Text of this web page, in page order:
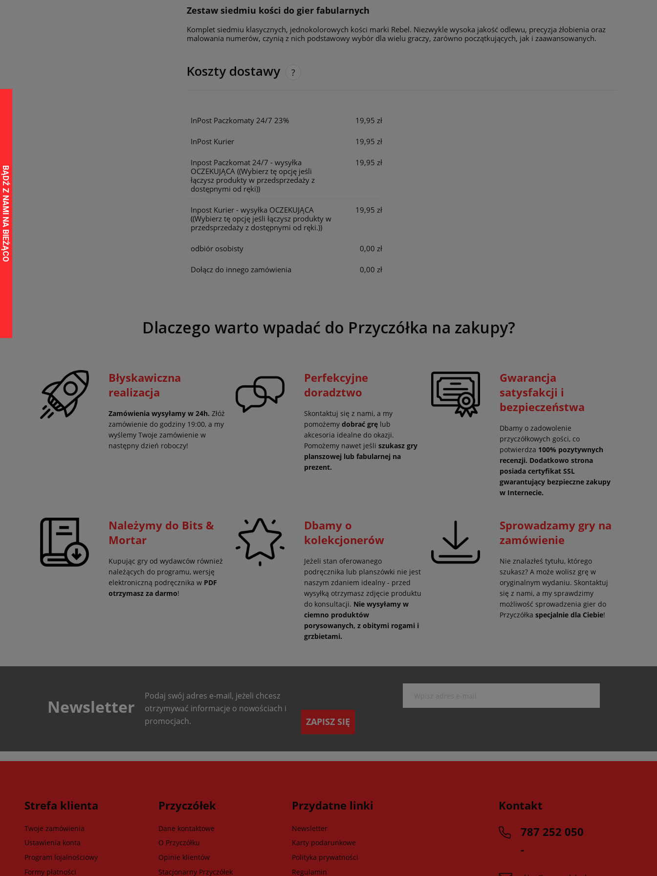
Zestaw siedmiu kości do gier fabularnych
Komplet siedmiu klasycznych, jednokolorowych kości marki Rebel. Niezwykle wysoka jakość odlewu, precyzja żłobienia oraz
malowania numerów, czynią z nich podstawowy wybór dla wielu graczy, zarówno początkujących, jak i zaawansowanych.
Koszty dostawy
InPost Paczkomaty 24/7 23% 19,95 zł
InPost Kurier 19,95 zł
Inpost Paczkomat 24/7 - wysyłka
OCZEKUJĄCA ((Wybierz tę opcję jeśli
łączysz produkty w przedsprzedaży z
dostępnymi od ręki))
19,95 zł
Inpost Kurier - wysyłka OCZEKUJĄCA
((Wybierz tę opcję jeśli łączysz produkty w
przedsprzedaży z dostępnymi od ręki.))
19,95 zł
odbiór osobisty 0,00 zł
Dołącz do innego zamówienia 0,00 zł
Dlaczego warto wpadać do Przyczółka na zakupy?
Błyskawiczna
realizacja
Zamówienia wysyłamy w 24h. Złóż
zamówienie do godziny 19:00, a my
wyślemy Twoje zamówienie w
następny dzień roboczy!
Perfekcyjne
doradztwo
Skontaktuj się z nami, a my
pomożemy dobrać grę lub
akcesoria idealne do okazji.
Pomożemy nawet jeśli szukasz gry
planszowej lub fabularnej na
prezent.
Gwarancja
satysfakcji i
bezpieczeństwa
Dbamy o zadowolenie
przyczółkowych gości, co
potwierdza 100% pozytywnych
recenzji. Dodatkowo strona
posiada certyfikat SSL
gwarantujący bezpieczne zakupy
w Internecie.
Należymy do Bits &
Mortar
Kupując gry od wydawców również
należących do programu, wersję
elektroniczną podręcznika w PDF
otrzymasz za darmo!
Dbamy o
kolekcjonerów
Jeżeli stan oferowanego
podręcznika lub planszówki nie jest
naszym zdaniem idealny - przed
wysyłką otrzymasz zdjęcie produktu
do konsultacji. Nie wysyłamy w
ciemno produktów
porysowanych, z obitymi rogami i
grzbietami.
Sprowadzamy gry na
zamówienie
Nie znalazłeś tytułu, którego
szukasz? A może wolisz grę w
oryginalnym wydaniu. Skontaktuj
się z nami, a my sprawdzimy
możliwość sprowadzenia gier do
Przyczółka specjalnie dla Ciebie!
Newsletter
Podaj swój adres e-mail, jeżeli chcesz
otrzymywać informacje o nowościach i
promocjach.
ZAPISZ SIĘ
Strefa klienta
Twoje zamówienia
Ustawienia konta
Program lojalnościowy
Formy płatności
Przyczółek
Dane kontaktowe
O Przyczółku
Opinie klientów
Stacjonarny Przyczółek
Przydatne linki
Newsletter
Karty podarunkowe
Polityka prywatności
Regulamin
Kontakt
787 252 050
-